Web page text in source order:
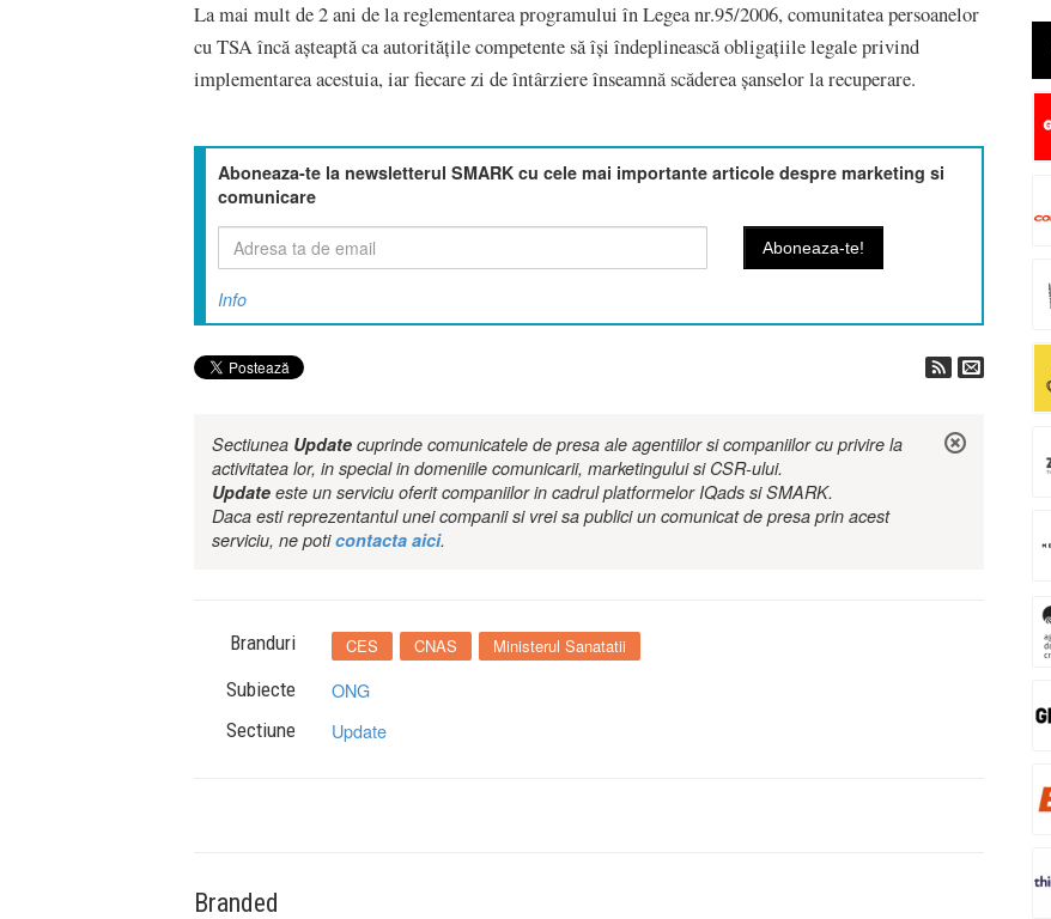
La mai mult de 2 ani de la reglementarea programului în Legea nr.95/2006, comunitatea persoanelor
cu TSA încă așteaptă ca autoritățile competente să își îndeplinească obligațiile legale privind
implementarea acestuia, iar fiecare zi de întârziere înseamnă scăderea șanselor la recuperare.
Aboneaza-te la newsletterul SMARK cu cele mai importante articole despre marketing si
comunicare
Info
Sectiunea Update cuprinde comunicatele de presa ale agentiilor si companiilor cu privire la
activitatea lor, in special in domeniile comunicarii, marketingului si CSR-ului.
Update este un serviciu oferit companiilor in cadrul platformelor IQads si SMARK.
Daca esti reprezentantul unei companii si vrei sa publici un comunicat de presa prin acest
serviciu, ne poticontacta aici.
Branduri CES CNAS Ministerul Sanatatii
Subiecte ONG
Sectiune Update
Branded